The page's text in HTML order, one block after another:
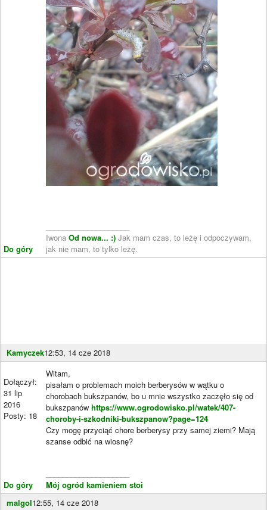
Do góry
Iwona Od nowa... :) Jak mam czas, to leżę i odpoczywam,
jak nie mam, to tylko leżę.
Kamyczek12:53, 14 cze 2018
Dołączył:
31 lip
2016
Posty: 18
Do góry
Witam,
pisałam o problemach moich berberysów w wątku o
chorobach bukszpanów, bo u mnie wszystko zaczęło się od
bukszpanów https://www.ogrodowisko.pl/watek/407-
choroby-i-szkodniki-bukszpanow?page=124
Czy mogę przyciąć chore berberysy przy samej ziemi? Mają
szanse odbić na wiosnę?
Mój ogród kamieniem stoi
malgol12:55, 14 cze 2018